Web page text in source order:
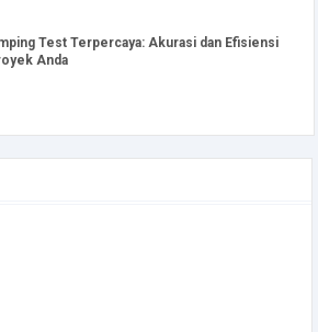
Test Terpercaya: Akurasi dan Efisiensi
Anda